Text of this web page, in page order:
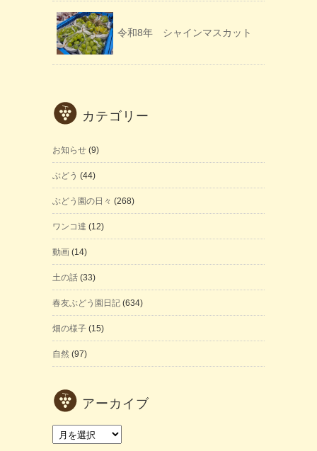
令和8年 シャインマスカット
カテゴリー
お知らせ (9)
ぶどう (44)
ぶどう園の日々 (268)
ワンコ達 (12)
動画 (14)
土の話 (33)
春友ぶどう園日記 (634)
畑の様子 (15)
自然 (97)
アーカイブ
ア